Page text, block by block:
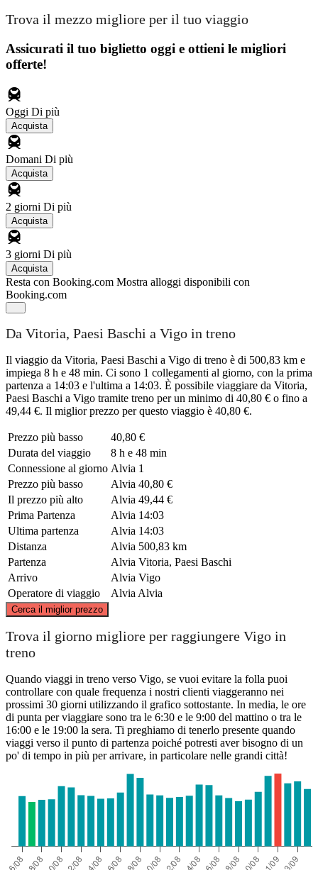
Trova il mezzo migliore per il tuo viaggio
Assicurati il ​​tuo biglietto oggi e ottieni le migliori
offerte!
Oggi Di più
Acquista
Domani Di più
Acquista
2 giorni Di più
Acquista
3 giorni Di più
Acquista
Resta con Booking.com Mostra alloggi disponibili con
Booking.com
Da Vitoria, Paesi Baschi a Vigo in treno
Il viaggio da Vitoria, Paesi Baschi a Vigo di treno è di 500,83 km e
impiega 8 h e 48 min. Ci sono 1 collegamenti al giorno, con la prima
partenza a 14:03 e l'ultima a 14:03. È possibile viaggiare da Vitoria,
Paesi Baschi a Vigo tramite treno per un minimo di 40,80 € o fino a
49,44 €. Il miglior prezzo per questo viaggio è 40,80 €.
Prezzo più basso
40,80 €
Durata del viaggio
8 h e 48 min
Connessione al giorno Alvia 1
Prezzo più basso
Alvia 40,80 €
Il prezzo più alto
Alvia 49,44 €
Prima Partenza
Alvia 14:03
Ultima partenza
Alvia 14:03
Distanza
Alvia 500,83 km
Partenza
Alvia Vitoria, Paesi Baschi
Arrivo
Alvia Vigo
Operatore di viaggio
Alvia Alvia
Cerca il miglior prezzo
Vitoria-Gasteiz
Vigo
©
Trova il giorno migliore per raggiungere Vigo in
treno
Quando viaggi in treno verso Vigo, se vuoi evitare la folla puoi
controllare con quale frequenza i nostri clienti viaggeranno nei
prossimi 30 giorni utilizzando il grafico sottostante. In media, le ore
di punta per viaggiare sono tra le 6:30 e le 9:00 del mattino o tra le
16:00 e le 19:00 la sera. Ti preghiamo di tenerlo presente quando
viaggi verso il punto di partenza poiché potresti aver bisogno di un
po' di tempo in più per arrivare, in particolare nelle grandi città!